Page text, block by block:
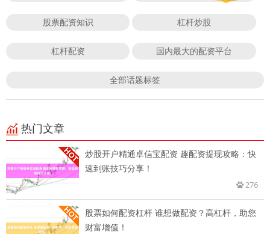
股票配资知识 杠杆炒股
杠杆配资 国内最大的配资平台
全部话题标签
热门文章
炒股开户精通卓信宝配资 趣配资提现攻略：快
速到账技巧分享！
276
股票如何配资杠杆 谁想做配资？高杠杆，助您
财富增值！